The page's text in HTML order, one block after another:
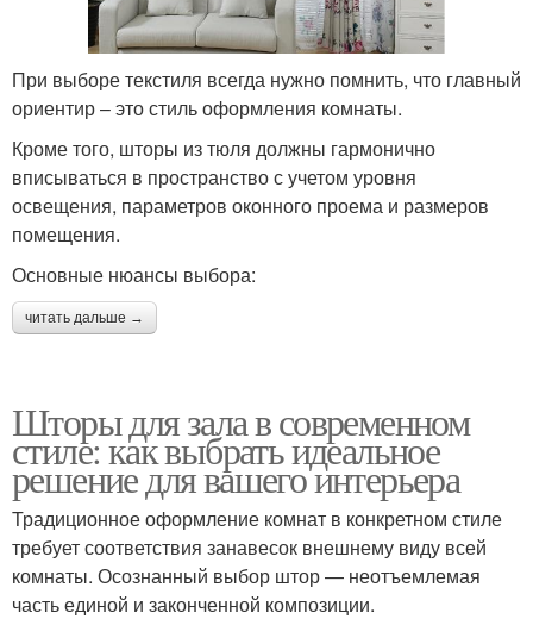
При выборе текстиля всегда нужно помнить, что главный
ориентир – это стиль оформления комнаты.
Кроме того, шторы из тюля должны гармонично
вписываться в пространство с учетом уровня
освещения, параметров оконного проема и размеров
помещения.
Основные нюансы выбора:
читать дальше →
Шторы для зала в современном
стиле: как выбрать идеальное
решение для вашего интерьера
Традиционное оформление комнат в конкретном стиле
требует соответствия занавесок внешнему виду всей
комнаты. Осознанный выбор штор — неотъемлемая
часть единой и законченной композиции.